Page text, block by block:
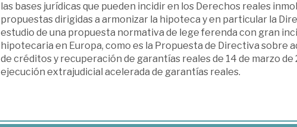
las bases jurídicas que pueden incidir en los Derechos reales
propuestas dirigidas a armonizar la hipoteca y en particular la
estudio de una propuesta normativa de lege ferenda con gran
hipotecaria en Europa, como es la Propuesta de Directiva sobre
de créditos y recuperación de garantías reales de 14 de marzo de
ejecución extrajudicial acelerada de garantías reales.